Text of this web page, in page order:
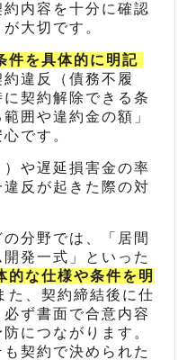
内容を十分に確認
大切です。
件を具体的に明記
違反（債務不履
契約解除できる条
囲や違約金の額」
です。
や遅延損害金の率
反が起きた際の対
分野では、「居間
発一式」といった
的な仕様や条件を明
た、契約締結後に仕
ず書面で合意内容
につながります。
契約で決められた